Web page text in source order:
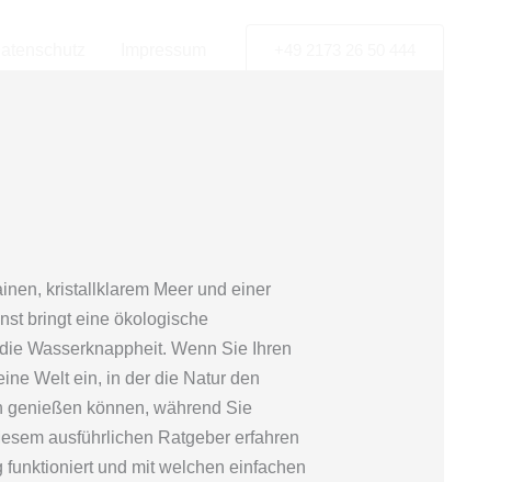
kristallklarem Meer und einer
bringt eine ökologische
Wasserknappheit. Wenn Sie Ihren
Welt ein, in der die Natur den
genießen können, während Sie
ausführlichen Ratgeber erfahren
und mit welchen einfachen